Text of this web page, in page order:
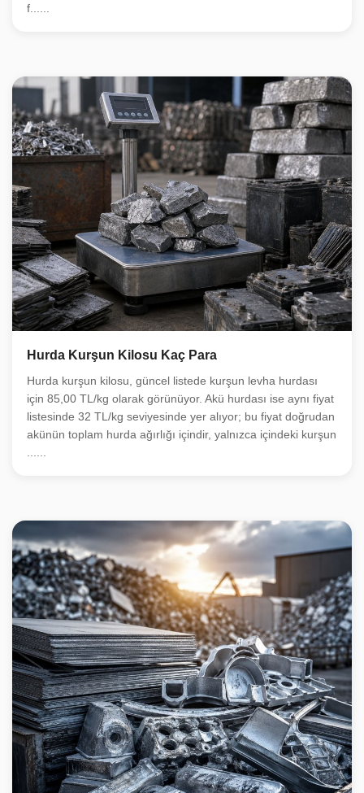
f......
Hurda Kurşun Kilosu Kaç Para
Hurda kurşun kilosu, güncel listede kurşun levha hurdası
için 85,00 TL/kg olarak görünüyor. Akü hurdası ise aynı fiyat
listesinde 32 TL/kg seviyesinde yer alıyor; bu fiyat doğrudan
akünün toplam hurda ağırlığı içindir, yalnızca içindeki kurşun